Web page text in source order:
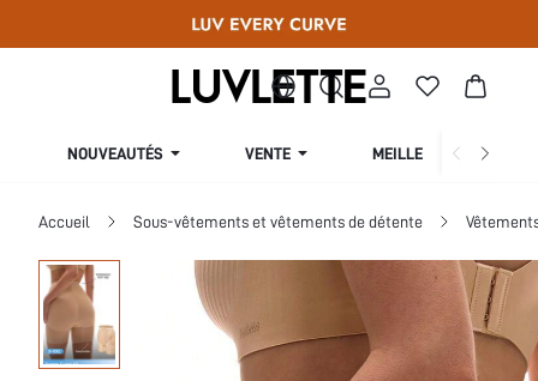
NOUVEAUTÉS VENTE MEILLEURES VENTES
Accueil Sous-vêtements et vêtements de détente